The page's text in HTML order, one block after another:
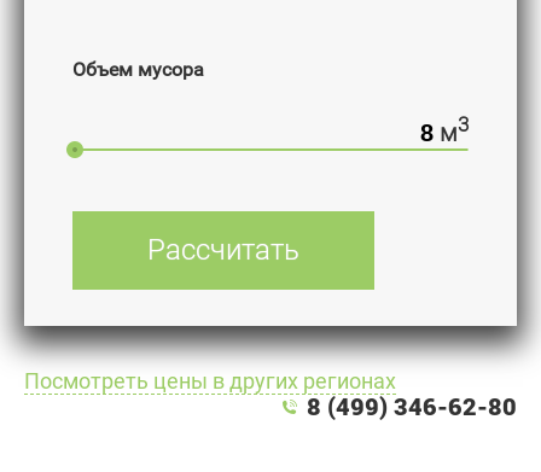
Объем мусора
м3
Рассчитать
Посмотреть цены в других регионах
8 (499) 346-62-80